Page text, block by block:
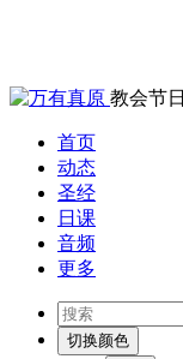
教会节日
首页
动态
圣经
日课
音频
更多
切换颜色